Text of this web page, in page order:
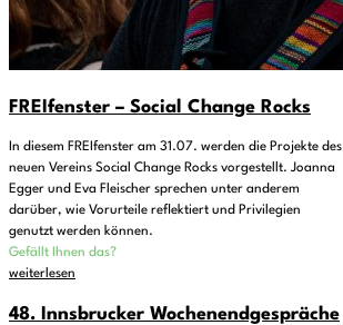
FREIfenster – Social Change Rocks
In diesem FREIfenster am 31.07. werden die Projekte des
neuen Vereins Social Change Rocks vorgestellt. Joanna
Egger und Eva Fleischer sprechen unter anderem
darüber, wie Vorurteile reflektiert und Privilegien
genutzt werden können.
Gefällt Ihnen das?
weiterlesen
48. Innsbrucker Wochenendgespräche